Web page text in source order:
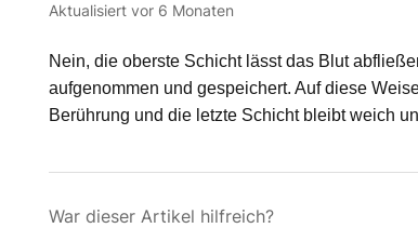
Aktualisiert vor 6 Monaten
Nein, die oberste Schicht lässt das Blut
aufgenommen und gespeichert. Auf diese
Berührung und die letzte Schicht bleibt weich
War dieser Artikel hilfreich?